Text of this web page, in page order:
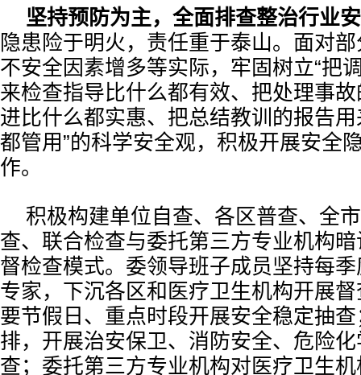
坚持预防为主，全面排查整治行业
隐患险于明火，责任重于泰山。面对
不安全因素增多等实际，牢固树立“把
来检查指导比什么都有效、把处理事
进比什么都实惠、把总结教训的报告
都管用”的科学安全观，积极开展安全
作。
积极构建单位自查、各区普查、全
查、联合检查与委托第三方专业机构暗
督检查模式。委领导班子成员坚持每
专家，下沉各区和医疗卫生机构开展
要节假日、重点时段开展安全稳定抽
排，开展治安保卫、消防安全、危险
查；委托第三方专业机构对医疗卫生